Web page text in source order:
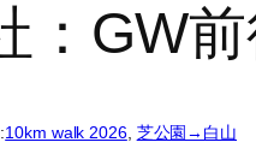
：GW
10km walk 2026, 芝公園→白山